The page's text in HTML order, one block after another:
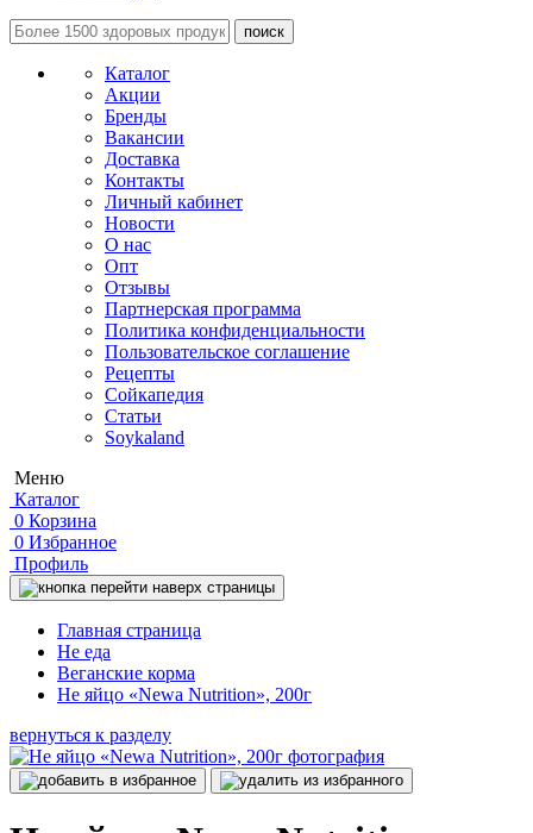
поиск
Каталог
Акции
Бренды
Вакансии
Доставка
Контакты
Личный кабинет
Новости
О нас
Опт
Отзывы
Партнерская программа
Политика конфиденциальности
Пользовательское соглашение
Рецепты
Сойкапедия
Статьи
Soykaland
Меню
Каталог
0 Корзина
0 Избранное
Профиль
Главная страница
Не еда
Веганские корма
Не яйцо «Newa Nutrition», 200г
вернуться к разделу